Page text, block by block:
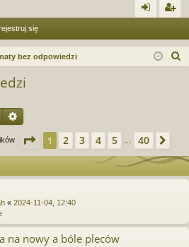
og ej
si
ę
się
bez odpowiedzi
Wyszukiwanie zaawansowane
Strona z 40
1 2 3 4 5 40
« 2024-11-04, 12:40
na nowy a bóle pleców